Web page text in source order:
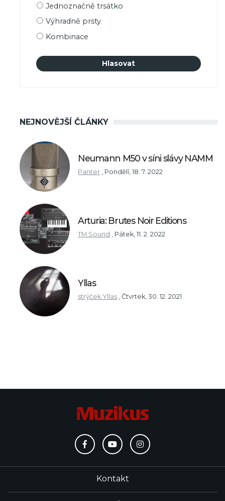
Možnosti
Jednoznačně trsátko
Výhradně prsty
Kombinace
NEJNOVĚJŠÍ ČLÁNKY
Neumann M50 v síni slávy NAMM
Panter , Pondělí, 18. 7. 2022
Arturia: Brutes Noir Editions
TM Sound , Pátek, 11. 2. 2022
Yllas
strýček Yllas , Čtvrtek, 30. 12. 2021
Kontakt